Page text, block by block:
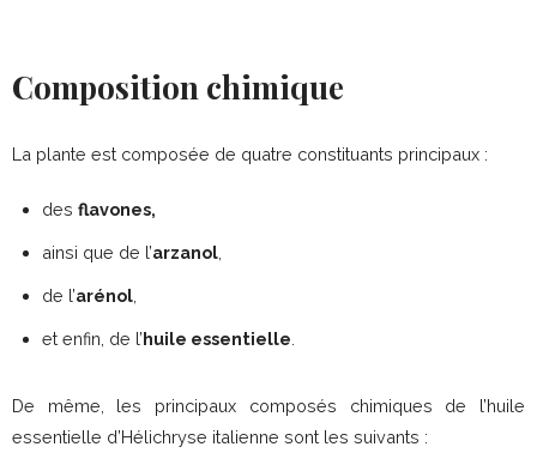
Composition chimique
La plante est composée de quatre constituants principaux :
des flavones,
ainsi que de l’arzanol,
de l’arénol,
et enfin, de l’ huile essentielle.
De même, les principaux composés chimiques de l’huile
essentielle d’Hélichryse italienne sont les suivants :